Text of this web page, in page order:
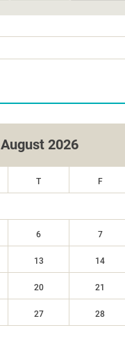
August 2026
T F
6 7
13 14
20 21
27 28